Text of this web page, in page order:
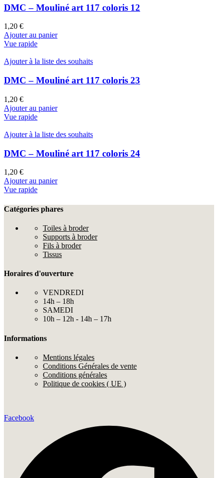
DMC – Mouliné art 117 coloris 12
1,20 €
Ajouter au panier
Vue rapide
Ajouter à la liste des souhaits
DMC – Mouliné art 117 coloris 23
1,20 €
Ajouter au panier
Vue rapide
Ajouter à la liste des souhaits
DMC – Mouliné art 117 coloris 24
1,20 €
Ajouter au panier
Vue rapide
Catégories phares
Toiles à broder
Supports à broder
Fils à broder
Tissus
Horaires d'ouverture
VENDREDI
14h – 18h
SAMEDI
10h – 12h - 14h – 17h
Informations
Mentions légales
Conditions Générales de vente
Conditions générales
Politique de cookies ( UE )
Facebook